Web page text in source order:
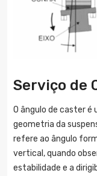
Serviço de
O ângulo de caster
geometria da
refere ao ângulo
vertical, quando
estabilidade e a